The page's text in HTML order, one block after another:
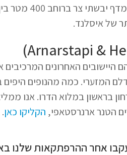
מרשימים. ישוב
של איסלנד.
האחרונים המרכיבים
המזערי. כמה מהנופים
בראשון במלוא הדרו. אנו
הטנר ארנרסטאפי, הקליקו כאן.
אחר ההרפתקאות שלנו